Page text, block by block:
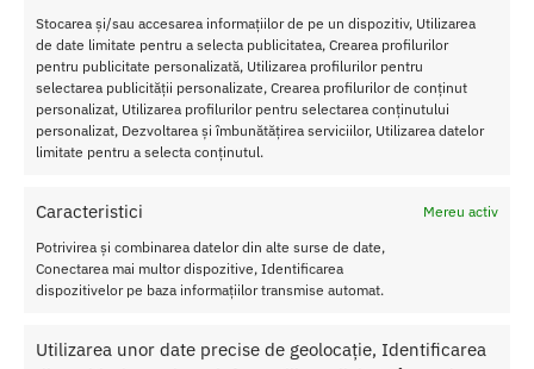
Stocarea și/sau accesarea informațiilor de pe un dispozitiv, Utilizarea
de date limitate pentru a selecta publicitatea, Crearea profilurilor
pentru publicitate personalizată, Utilizarea profilurilor pentru
selectarea publicității personalizate, Crearea profilurilor de conținut
personalizat, Utilizarea profilurilor pentru selectarea conținutului
personalizat, Dezvoltarea și îmbunătățirea serviciilor, Utilizarea datelor
limitate pentru a selecta conținutul.
Caracteristici
Mereu activ
Potrivirea și combinarea datelor din alte surse de date,
Conectarea mai multor dispozitive, Identificarea
dispozitivelor pe baza informațiilor transmise automat.
Utilizarea unor date precise de geolocație, Identificarea
Tester parfum PheroStrong
Parfum PheroStrong Angel for